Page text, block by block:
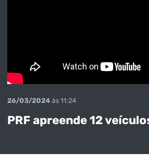
26/03/2024 às 11:24
PRF apreende 12